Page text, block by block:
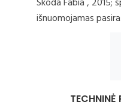
išnuomojamas
TECHNINĖ